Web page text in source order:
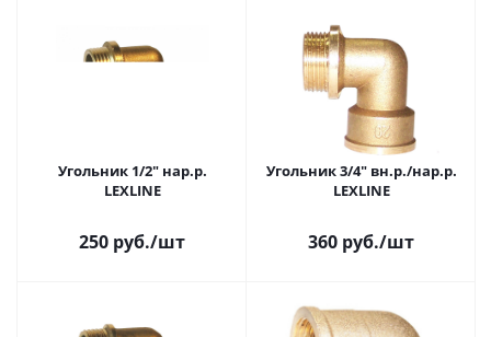
Угольник 1/2" нар.р.
LEXLINE
250 руб./шт
Угольник 3/4" вн.р./нар.р.
LEXLINE
360 руб./шт